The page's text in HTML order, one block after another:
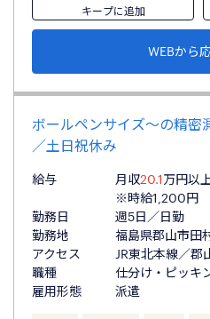
キープに追加
WEBから
ボールペンサイズ～の精密
／土日祝休み
給与 月収20.1万円以
※時給1,200円
勤務日
週5日／日勤
勤務地
福島県郡山市田
アクセス
JR東北本線／郡
職種
仕分け・ピッキ
雇用形態
派遣